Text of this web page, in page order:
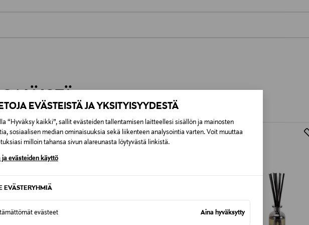
EVÄSTEISTÄ JA YKSITYISYYDESTÄ
“Hyväksy kaikki”, sallit evästeiden tallentamisen laitteellesi sisällön ja mainosten
sosiaalisen median ominaisuuksia sekä liikenteen analysointia varten. Voit muuttaa
milloin tahansa sivun alareunasta löytyvästä linkistä.
ja evästeiden käyttö
EVÄSTERYHMIÄ
evästeet Aina hyväksytty
7,90 €–50,00 € kuljetusyhtiöstä ja tuotteen koosta riippuen
Alk. 6,90 €, kun toimitus on saatavilla valittuun osoitteeseen.
NÄISTÄ